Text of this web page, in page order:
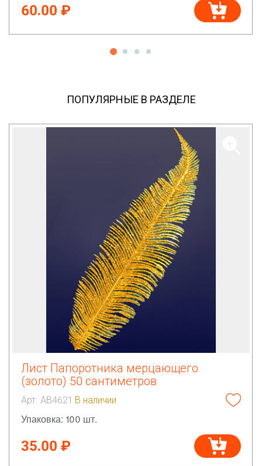
60.00 ₽
ПОПУЛЯРНЫЕ В РАЗДЕЛЕ
Лист Папоротника мерцающего
(золото) 50 сантиметров
Арт. АВ4621 В наличии
Упаковка: 100 шт.
35.00 ₽